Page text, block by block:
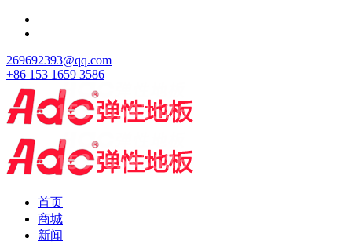
文
269692393@qq.com
+86 153 1659 3586
首页
商城
新闻